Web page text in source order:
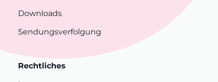
Downloads
Sendungsverfolgung
Rechtliches